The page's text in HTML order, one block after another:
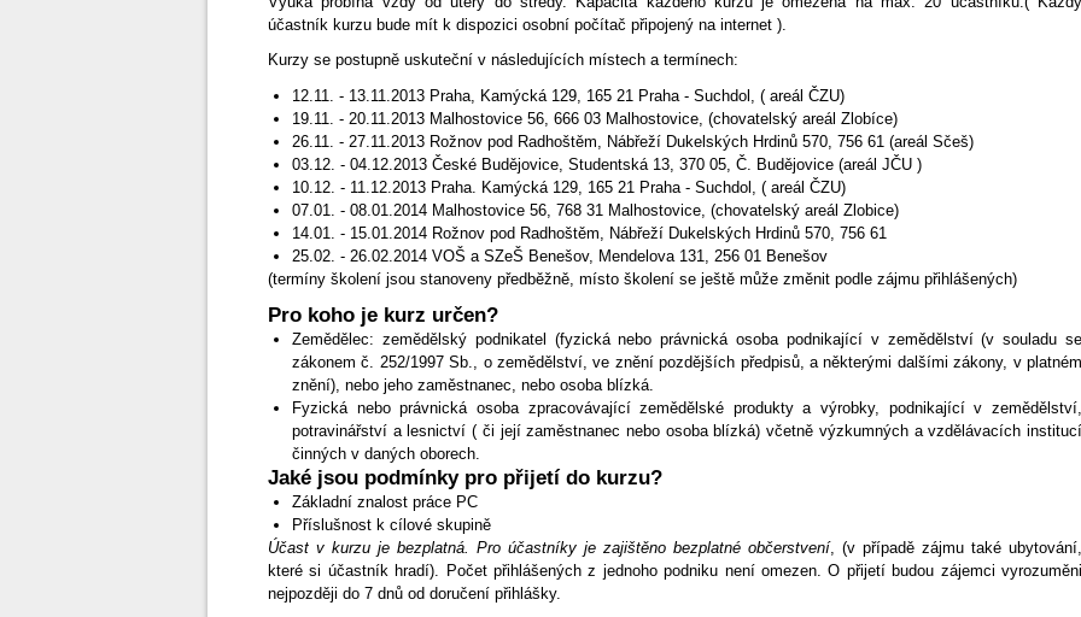
účastník kurzu bude mít k dispozici osobní počítač připojený na internet ).
Kurzy se postupně uskuteční v následujících místech a termínech:
12.11. - 13.11.2013 Praha, Kamýcká 129, 165 21 Praha - Suchdol, ( areál ČZU)
19.11. - 20.11.2013 Malhostovice 56, 666 03 Malhostovice, (chovatelský areál Zlobíce)
26.11. - 27.11.2013 Rožnov pod Radhoštěm, Nábřeží Dukelských Hrdinů 570, 756 61 (areál Sčeš)
03.12. - 04.12.2013 České Budějovice, Studentská 13, 370 05, Č. Budějovice (areál JČU )
10.12. - 11.12.2013 Praha. Kamýcká 129, 165 21 Praha - Suchdol, ( areál ČZU)
07.01. - 08.01.2014 Malhostovice 56, 768 31 Malhostovice, (chovatelský areál Zlobice)
14.01. - 15.01.2014 Rožnov pod Radhoštěm, Nábřeží Dukelských Hrdinů 570, 756 61
25.02. - 26.02.2014 VOŠ a SZeŠ Benešov, Mendelova 131, 256 01 Benešov
(termíny školení jsou stanoveny předběžně, místo školení se ještě může změnit podle zájmu přihlášených)
Pro koho je kurz určen?
Zemědělec: zemědělský podnikatel (fyzická nebo právnická osoba podnikající v zemědělství (v souladu se
zákonem č. 252/1997 Sb., o zemědělství, ve znění pozdějších předpisů, a některými dalšími zákony, v platném
znění), nebo jeho zaměstnanec, nebo osoba blízká.
Fyzická nebo právnická osoba zpracovávající zemědělské produkty a výrobky, podnikající v zemědělství,
potravinářství a lesnictví ( či její zaměstnanec nebo osoba blízká) včetně výzkumných a vzdělávacích institucí
činných v daných oborech.
Jaké jsou podmínky pro přijetí do kurzu?
Základní znalost práce PC
Příslušnost k cílové skupině
Účast v kurzu je bezplatná. Pro účastníky je zajištěno bezplatné občerstvení, (v případě zájmu také ubytování,
které si účastník hradí). Počet přihlášených z jednoho podniku není omezen. O přijetí budou zájemci vyrozuměni
nejpozději do 7 dnů od doručení přihlášky.